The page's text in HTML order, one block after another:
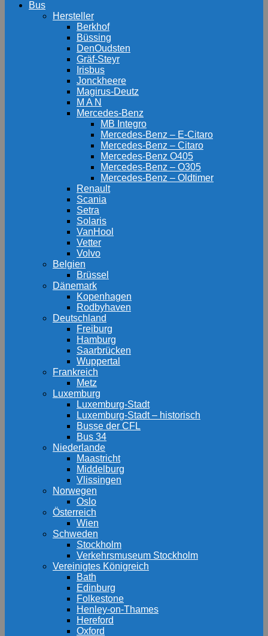
Bus
Hersteller
Berkhof
Büssing
DenOudsten
Gräf-Steyr
Irisbus
Jonckheere
Magirus-Deutz
M A N
Mercedes-Benz
MB Integro
Mercedes-Benz – E-Citaro
Mercedes-Benz – Citaro
Mercedes-Benz O405
Mercedes-Benz – O305
Mercedes-Benz – Oldtimer
Renault
Scania
Setra
Solaris
VanHool
Vetter
Volvo
Belgien
Brüssel
Dänemark
Kopenhagen
Rodbyhaven
Deutschland
Freiburg
Hamburg
Saarbrücken
Wuppertal
Frankreich
Metz
Luxemburg
Luxemburg-Stadt
Luxemburg-Stadt – historisch
Busse der CFL
Bus 34
Niederlande
Maastricht
Middelburg
Vlissingen
Norwegen
Oslo
Österreich
Wien
Schweden
Stockholm
Verkehrsmuseum Stockholm
Vereinigtes Königreich
Bath
Edinburg
Folkestone
Henley-on-Thames
Hereford
Oxford